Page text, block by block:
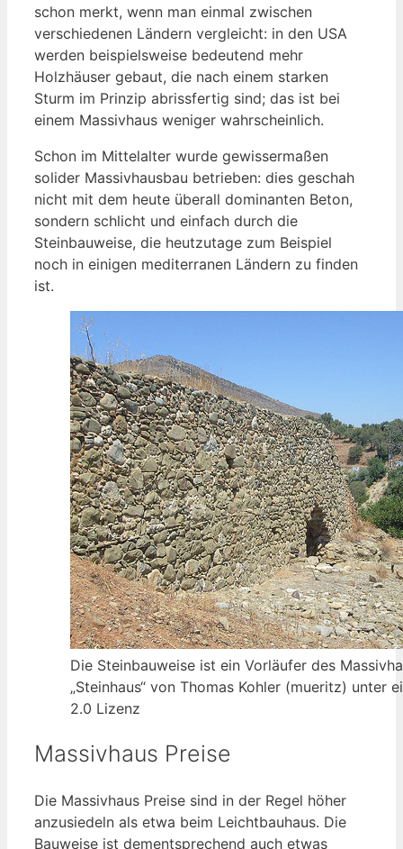
schon merkt, wenn man einmal zwischen
verschiedenen Ländern vergleicht: in den USA
werden beispielsweise bedeutend mehr
Holzhäuser gebaut, die nach einem starken
Sturm im Prinzip abrissfertig sind; das ist bei
einem Massivhaus weniger wahrscheinlich.
Schon im Mittelalter wurde gewissermaßen
solider Massivhausbau betrieben: dies geschah
nicht mit dem heute überall dominanten Beton,
sondern schlicht und einfach durch die
Steinbauweise, die heutzutage zum Beispiel
noch in einigen mediterranen Ländern zu finden
ist.
Die Steinbauweise ist ein Vorläufer des
„Steinhaus“ von Thomas Kohler (mueritz) unter
2.0 Lizenz
Massivhaus Preise
Die Massivhaus Preise sind in der Regel höher
anzusiedeln als etwa beim Leichtbauhaus. Die
Bauweise ist dementsprechend auch etwas